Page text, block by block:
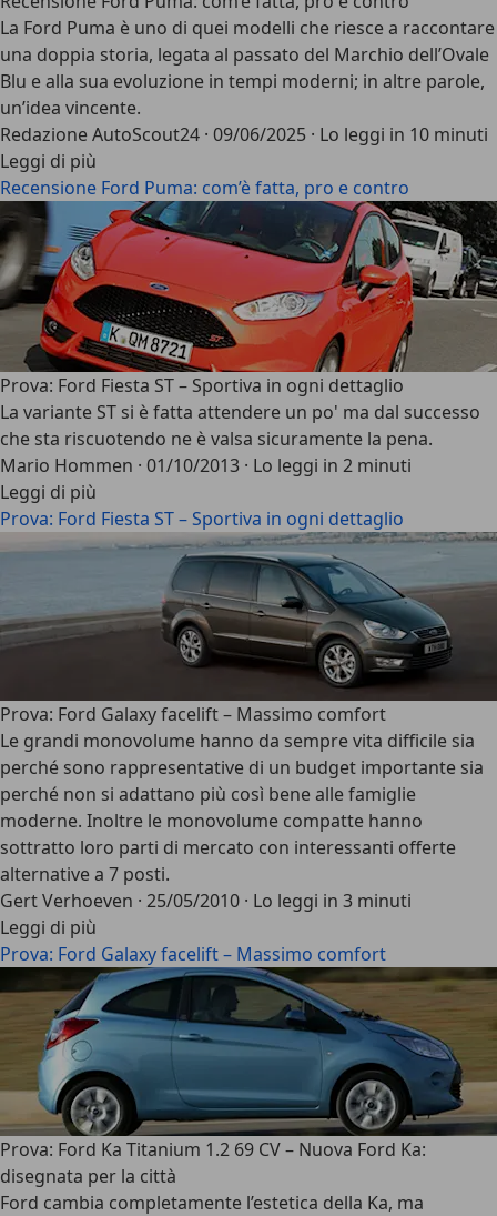
La Ford Puma è uno di quei modelli che riesce a raccontare
una doppia storia, legata al passato del Marchio dell’Ovale
Blu e alla sua evoluzione in tempi moderni; in altre parole,
un’idea vincente.
Redazione AutoScout24 · 09/06/2025 · Lo leggi in 10 minuti
Leggi di più
Recensione Ford Puma: com’è fatta, pro e contro
Prova: Ford Fiesta ST – Sportiva in ogni dettaglio
La variante ST si è fatta attendere un po' ma dal successo
che sta riscuotendo ne è valsa sicuramente la pena.
Mario Hommen · 01/10/2013 · Lo leggi in 2 minuti
Leggi di più
Prova: Ford Fiesta ST – Sportiva in ogni dettaglio
Prova: Ford Galaxy facelift – Massimo comfort
Le grandi monovolume hanno da sempre vita difficile sia
perché sono rappresentative di un budget importante sia
perché non si adattano più così bene alle famiglie
moderne. Inoltre le monovolume compatte hanno
sottratto loro parti di mercato con interessanti offerte
alternative a 7 posti.
Gert Verhoeven · 25/05/2010 · Lo leggi in 3 minuti
Leggi di più
Prova: Ford Galaxy facelift – Massimo comfort
Prova: Ford Ka Titanium 1.2 69 CV – Nuova Ford Ka:
disegnata per la città
Ford cambia completamente l’estetica della Ka, ma